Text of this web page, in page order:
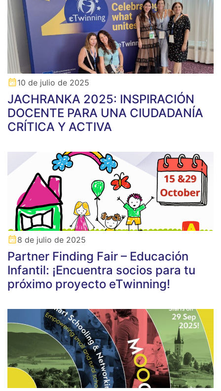
10 de julio de 2025
JACHRANKA 2025: INSPIRACIÓN
DOCENTE PARA UNA CIUDADANÍA
CRÍTICA Y ACTIVA
8 de julio de 2025
Partner Finding Fair – Educación
Infantil: ¡Encuentra socios para tu
próximo proyecto eTwinning!